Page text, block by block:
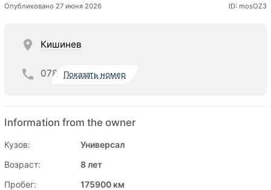
Опубликовано 27 июня 2026 ID: mosOZ3
Кишинев
078 Показать номер
Information from the owner
Кузов:
Универсал
Возраст:
8 лет
Пробег:
175900 км